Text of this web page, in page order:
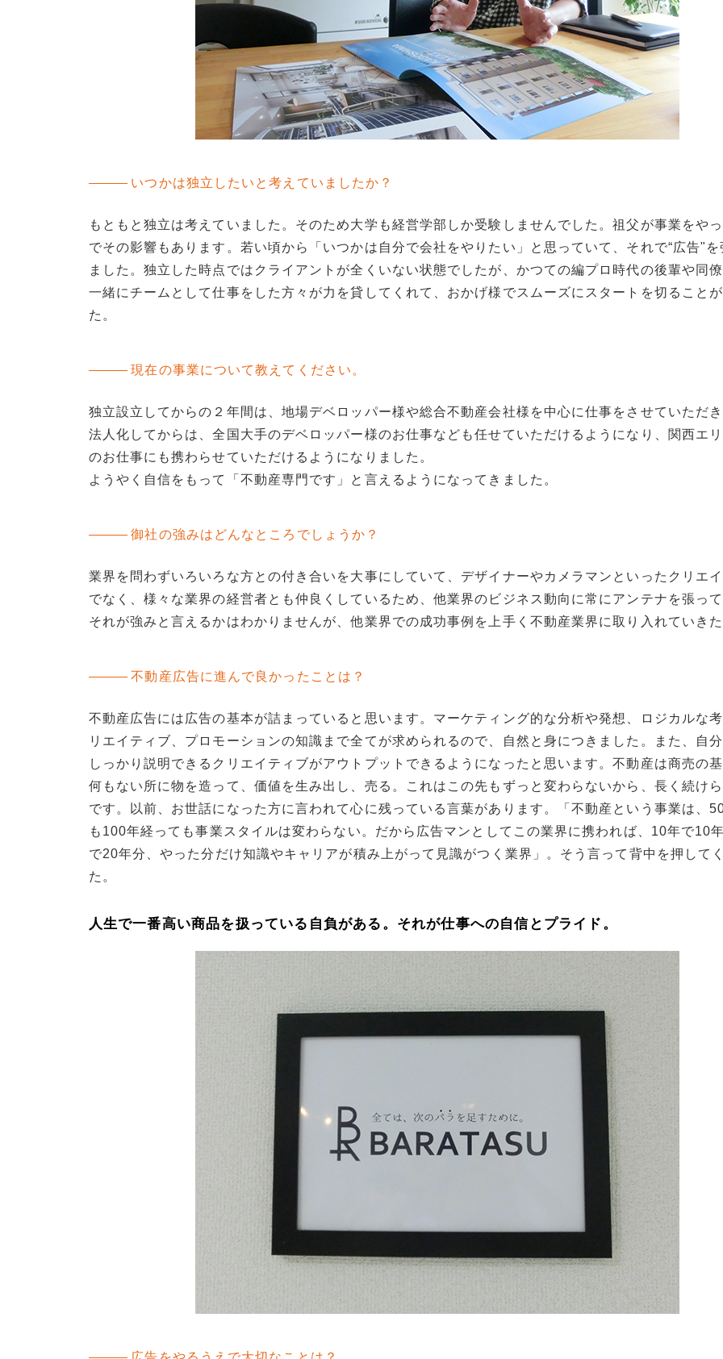
いつかは独立したいと考えていましたか？
もともと独立は考えていました。そのため大学も経営学部しか受験しませんでした。祖父が事業をや
でその影響もあります。若い頃から「いつかは自分で会社をやりたい」と思っていて、それで“広告"を
ました。独立した時点ではクライアントが全くいない状態でしたが、かつての編プロ時代の後輩や同
一緒にチームとして仕事をした方々が力を貸してくれて、おかげ様でスムーズにスタートを切ること
た。
現在の事業について教えてください。
独立設立してからの２年間は、地場デベロッパー様や総合不動産会社様を中心に仕事をさせていただき
法人化してからは、全国大手のデベロッパー様のお仕事なども任せていただけるようになり、関西エ
のお仕事にも携わらせていただけるようになりました。
ようやく自信をもって「不動産専門です」と言えるようになってきました。
御社の強みはどんなところでしょうか？
業界を問わずいろいろな方との付き合いを大事にしていて、デザイナーやカメラマンといったクリエ
でなく、様々な業界の経営者とも仲良くしているため、他業界のビジネス動向に常にアンテナを張って
それが強みと言えるかはわかりませんが、他業界での成功事例を上手く不動産業界に取り入れていきた
不動産広告に進んで良かったことは？
不動産広告には広告の基本が詰まっていると思います。マーケティング的な分析や発想、ロジカルな
リエイティブ、プロモーションの知識まで全てが求められるので、自然と身につきました。また、自
しっかり説明できるクリエイティブがアウトプットできるようになったと思います。不動産は商売の基
何もない所に物を造って、価値を生み出し、売る。これはこの先もずっと変わらないから、長く続け
です。以前、お世話になった方に言われて心に残っている言葉があります。「不動産という事業は、
も100年経っても事業スタイルは変わらない。だから広告マンとしてこの業界に携われば、10年で10
で20年分、やった分だけ知識やキャリアが積み上がって見識がつく業界」。そう言って背中を押して
た。
人生で一番高い商品を扱っている自負がある。それが仕事への自信とプライド。